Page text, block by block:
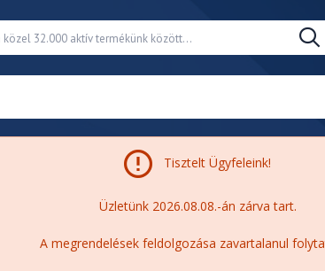
Tisztelt Ügyfeleink!
Üzletünk 2026.08.08.-án zárva tart.
A megrendelések feldolgozása zavartalanul